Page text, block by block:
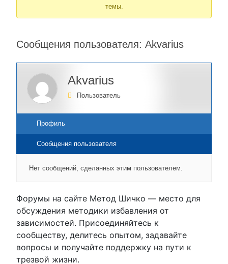
темы.
Сообщения пользователя: Akvarius
Akvarius
Пользователь
Профиль
Сообщения пользователя
Нет сообщений, сделанных этим пользователем.
Форумы на сайте Метод Шичко — место для
обсуждения методики избавления от
зависимостей. Присоединяйтесь к
сообществу, делитесь опытом, задавайте
вопросы и получайте поддержку на пути к
трезвой жизни.